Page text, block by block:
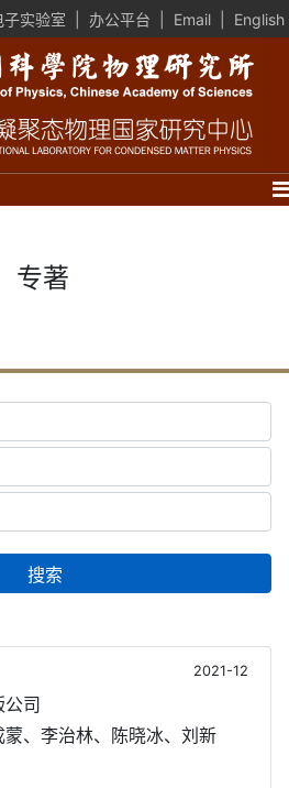
子实验室 办公平台 Email English
专著
搜索
2021-12
司
、李治林、陈晓冰、刘新